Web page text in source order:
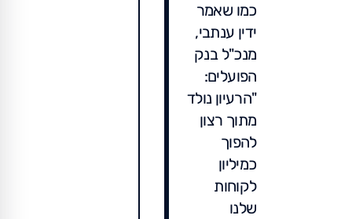
כמו שאמר
ידין ענתבי,
מנכ"ל בנק
הפועלים:
"הרעיון נולד
מתוך רצון
להפוך
כמיליון
לקוחות
שלנו